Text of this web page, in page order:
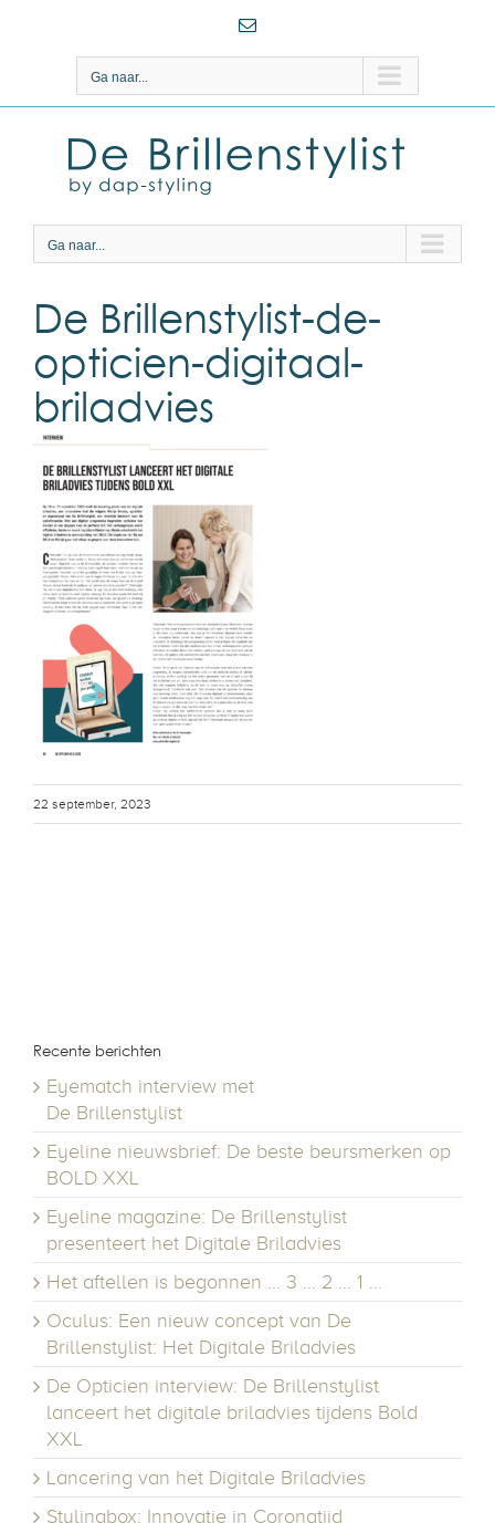
E-
Ga naar...
Ga naar...
De Brillenstylist-de-
opticien-digitaal-
briladvies
22 september, 2023
Recente berichten
Eyematch interview met
De Brillenstylist
Eyeline nieuwsbrief: De beste beursmerken op
BOLD XXL
Eyeline magazine: De Brillenstylist
presenteert het Digitale Briladvies
Het aftellen is begonnen … 3 … 2 … 1 …
Oculus: Een nieuw concept van De
Brillenstylist: Het Digitale Briladvies
De Opticien interview: De Brillenstylist
lanceert het digitale briladvies tijdens Bold
XXL
Lancering van het Digitale Briladvies
Stylingbox: Innovatie in Coronatijd